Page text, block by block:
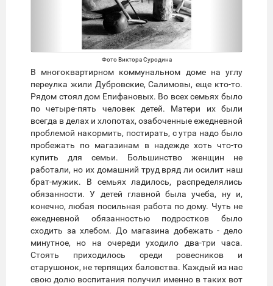
Фото Виктора Суродина
В многоквартирном коммунальном доме на углу
переулка жили Дубровские, Салимовы, еще кто-то.
Рядом стоял дом Епифановых. Во всех семьях было
по четыре-пять человек детей. Матери их были
всегда в делах и хлопотах, озабоченные ежедневной
проблемой накормить, постирать, с утра надо было
пробежать по магазинам в надежде хоть что-то
купить для семьи. Большинство женщин не
работали, но их домашний труд вряд ли осилит наш
брат-мужик. В семьях ладилось, распределялись
обязанности. У детей главной была учеба, ну и,
конечно, любая посильная работа по дому. Чуть не
ежедневной обязанностью подростков было
сходить за хлебом. До магазина добежать - дело
минутное, но на очереди уходило два-три часа.
Стоять приходилось среди ровесников и
старушонок, не терпящих баловства. Каждый из нас
свою долю воспитания получил именно в таких вот